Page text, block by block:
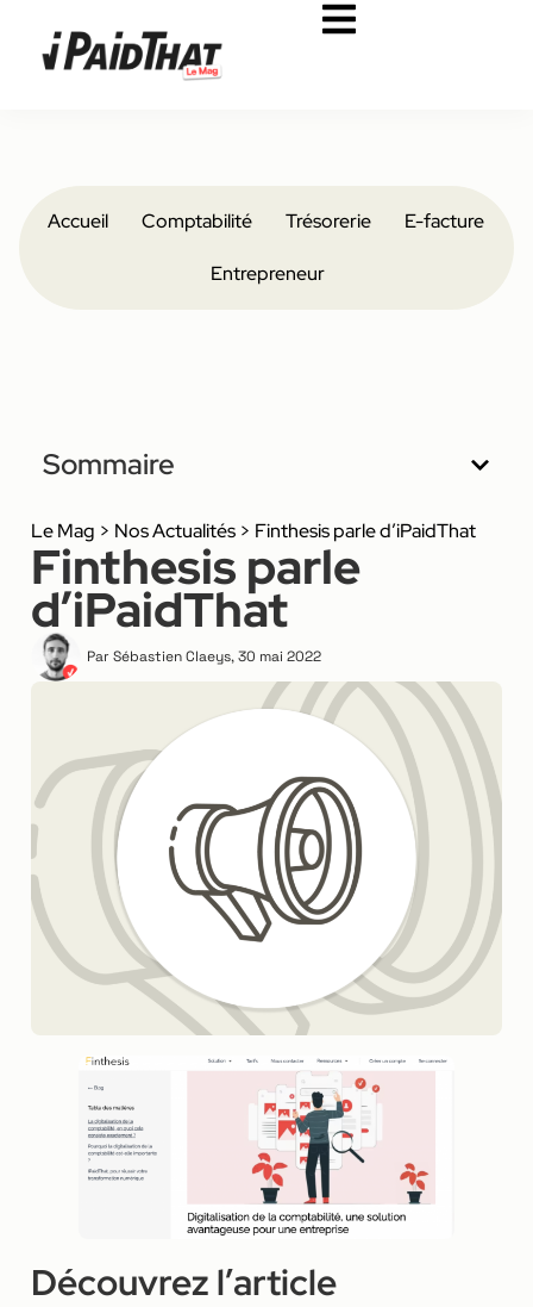
Accueil Comptabilité Trésorerie E-facture
Entrepreneur
Sommaire
Le Mag > Nos Actualités > Finthesis parle d’iPaidThat
Finthesis parle
d’iPaidThat
Par Sébastien Claeys,30 mai 2022
Découvrez l’article